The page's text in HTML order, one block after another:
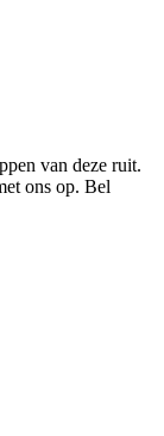
van deze ruit.
ons op. Bel